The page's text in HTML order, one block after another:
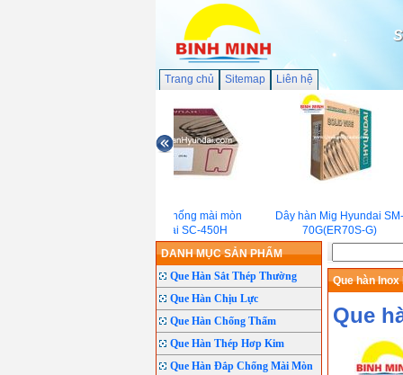
Trang chủ Sitemap Liên hệ
Dây hàn chống mài mòn
Hyundai SC-450H
Dây hàn Mig Hyundai SM-
70G(ER70S-G)
DANH MỤC SẢN PHẨM
Que Hàn Sắt Thép Thường
Que Hàn Chịu Lực
Que Hàn Chống Thấm
Que Hàn Thép Hơp Kim
Que Hàn Đắp Chống Mài Mòn
Que hàn Inox
Que